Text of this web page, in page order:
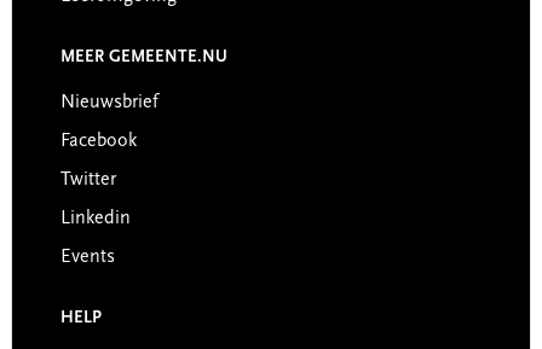
MEER GEMEENTE.NU
Nieuwsbrief
Facebook
Twitter
Linkedin
Events
HELP